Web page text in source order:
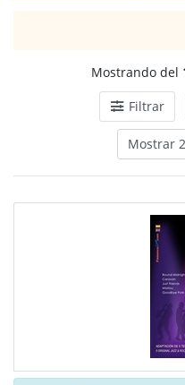
Mostrando del
Filtrar
Mostrar